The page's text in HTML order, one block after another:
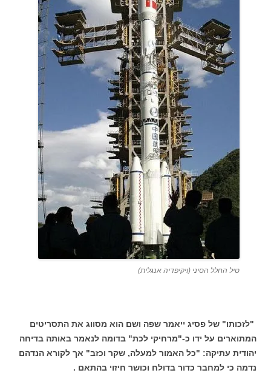
טיל החלל הסיני (ויקיפדיה אנגלית)
"לזכותו" של פסיג ייאמר שפה ושם הוא מסווג את התסריטים
המתוארים על ידו כ-"מרחיקי לכת" בדומה לנאמר באותה בדיחה
יהודית עתיקה: "כל האמור למעלה, שקר וכזב" אך לקורא הנדהם
נדמה כי למחבר כדור בדולח וכושר חיזוי בהתאם .